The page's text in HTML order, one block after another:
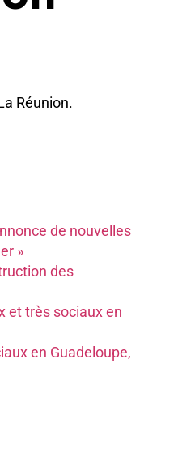
Réunion.
de nouvelles
»
des
et très sociaux en
en Guadeloupe,